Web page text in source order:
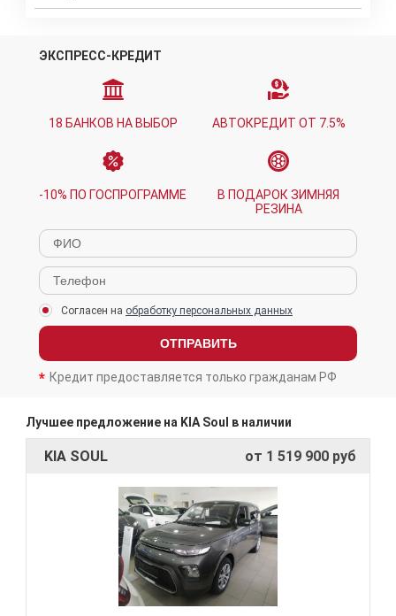
ЭКСПРЕСС-КРЕДИТ
18 БАНКОВ НА ВЫБОР АВТОКРЕДИТ ОТ 7.5%
-10% ПО ГОСПРОГРАММЕ
В ПОДАРОК ЗИМНЯЯ
РЕЗИНА
Согласен на обработку персональных данных
ОТПРАВИТЬ
Кредит предоставляется только гражданам РФ
Лучшее предложение на KIA Soul в наличии
KIA SOUL от 1 519 900 руб